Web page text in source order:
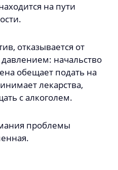
на пути
отказывается от
начальство
обещает подать на
лекарства,
с алкоголем.
проблемы